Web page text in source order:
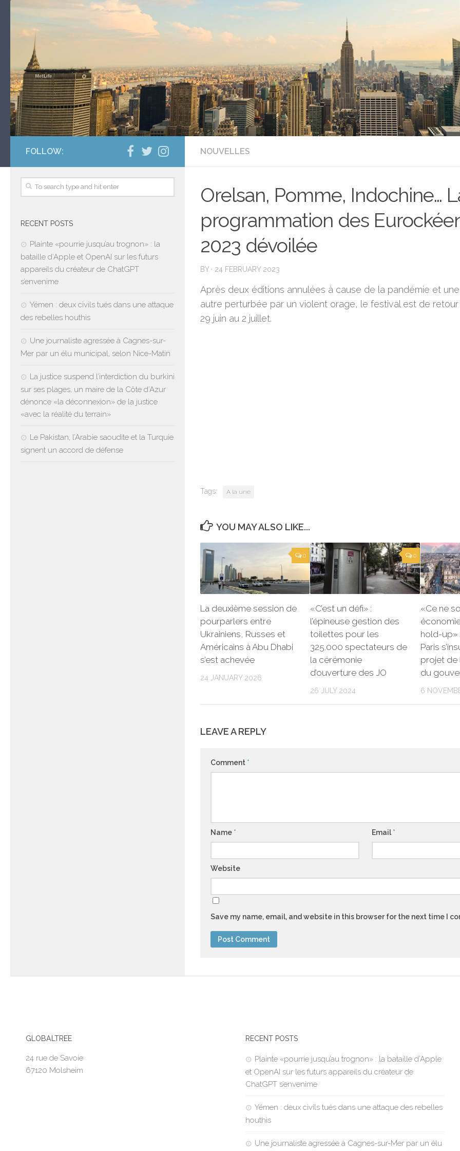
NOUVELLES
Orelsan, Pomme, Indochine…
programmation des
2023 dévoilée
BY · 24 FEBRUARY 2023
Après deux éditions annulées à cause de la pandémie et une
autre perturbée par un violent orage, le festival est de retour
29 juin au 2 juillet.
Tags: A la une
YOU MAY ALSO LIKE...
0
La deuxième session de
pourparlers entre
Ukrainiens, Russes et
Américains à Abu Dhabi
s’est achevée
24 JANUARY 2026
0
«C’est un défi» :
l’épineuse gestion des
toilettes pour les
325.000 spectateurs de
la cérémonie
d’ouverture des JO
26 JULY 2024
«Ce ne
hold-up»
Paris
projet de
du
6
LEAVE A REPLY
Comment *
Name * Email*
Website
Save my name, email, and website in this browser for the next time I
FOLLOW:
RECENT POSTS
Plainte «pourrie jusqu’au trognon» : la
bataille d’Apple et OpenAI sur les futurs
appareils du créateur de ChatGPT
s’envenime
Yémen : deux civils tués dans une attaque
des rebelles houthis
Une journaliste agressée à Cagnes-sur-
Mer par un élu municipal, selon Nice-Matin
La justice suspend l’interdiction du burkini
sur ses plages, un maire de la Côte d’Azur
dénonce «la déconnexion» de la justice
«avec la réalité du terrain»
Le Pakistan, l’Arabie saoudite et la Turquie
signent un accord de défense
GLOBALTREE
24 rue de Savoie
67120 Molsheim
RECENT POSTS
Plainte «pourrie jusqu’au trognon» : la bataille d’Apple
et OpenAI sur les futurs appareils du créateur de
ChatGPT s’envenime
Yémen : deux civils tués dans une attaque des rebelles
houthis
Une journaliste agressée à Cagnes-sur-Mer par un élu